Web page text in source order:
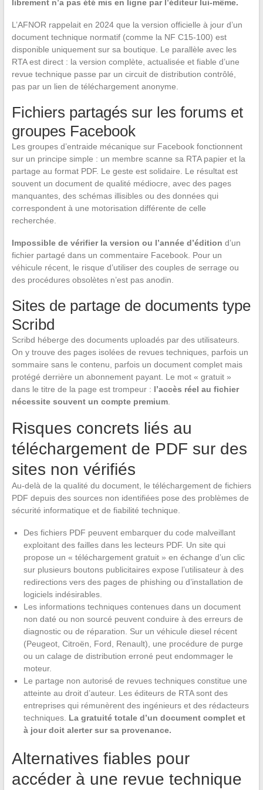
librement n’a pas été mis en ligne par l’éditeur lui-même.
L’AFNOR rappelait en 2024 que la version officielle à jour d’un
document technique normatif (comme la NF C15-100) est
disponible uniquement sur sa boutique. Le parallèle avec les
RTA est direct : la version complète, actualisée et fiable d’une
revue technique passe par un circuit de distribution contrôlé,
pas par un lien de téléchargement anonyme.
Fichiers partagés sur les forums et
groupes Facebook
Les groupes d’entraide mécanique sur Facebook fonctionnent
sur un principe simple : un membre scanne sa RTA papier et la
partage au format PDF. Le geste est solidaire. Le résultat est
souvent un document de qualité médiocre, avec des pages
manquantes, des schémas illisibles ou des données qui
correspondent à une motorisation différente de celle
recherchée.
Impossible de vérifier la version ou l’année d’édition d’un
fichier partagé dans un commentaire Facebook. Pour un
véhicule récent, le risque d’utiliser des couples de serrage ou
des procédures obsolètes n’est pas anodin.
Sites de partage de documents type
Scribd
Scribd héberge des documents uploadés par des utilisateurs.
On y trouve des pages isolées de revues techniques, parfois un
sommaire sans le contenu, parfois un document complet mais
protégé derrière un abonnement payant. Le mot « gratuit »
dans le titre de la page est trompeur : l’accès réel au fichier
nécessite souvent un compte premium.
Risques concrets liés au
téléchargement de PDF sur des
sites non vérifiés
Au-delà de la qualité du document, le téléchargement de fichiers
PDF depuis des sources non identifiées pose des problèmes de
sécurité informatique et de fiabilité technique.
Des fichiers PDF peuvent embarquer du code malveillant
exploitant des failles dans les lecteurs PDF. Un site qui
propose un « téléchargement gratuit » en échange d’un clic
sur plusieurs boutons publicitaires expose l’utilisateur à des
redirections vers des pages de phishing ou d’installation de
logiciels indésirables.
Les informations techniques contenues dans un document
non daté ou non sourcé peuvent conduire à des erreurs de
diagnostic ou de réparation. Sur un véhicule diesel récent
(Peugeot, Citroën, Ford, Renault), une procédure de purge
ou un calage de distribution erroné peut endommager le
moteur.
Le partage non autorisé de revues techniques constitue une
atteinte au droit d’auteur. Les éditeurs de RTA sont des
entreprises qui rémunèrent des ingénieurs et des rédacteurs
techniques. La gratuité totale d’un document complet et
à jour doit alerter sur sa provenance.
Alternatives fiables pour
accéder à une revue technique